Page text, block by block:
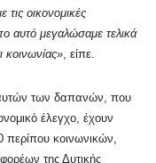
τις οικονομικές
αυτό μεγαλώσαμε τελικά
κοινωνίας» , είπε.
των δαπανών, που
έλεγχο, έχουν
κοινωνικών,
της Δυτικής